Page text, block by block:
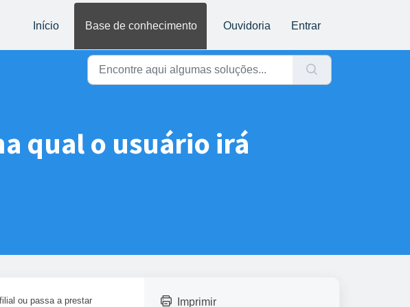
Início Base de conhecimento Ouvidoria Entrar
qual o usuário irá
ou passa a prestar Imprimir